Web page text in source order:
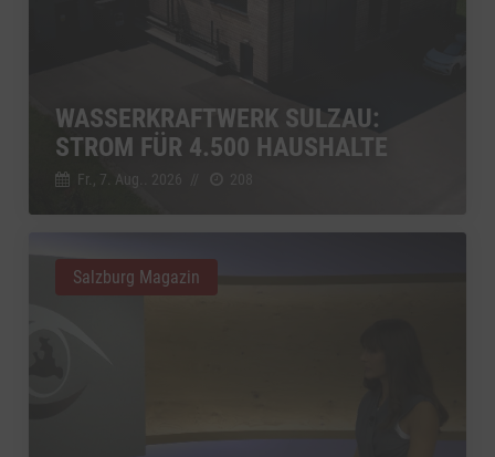
WASSERKRAFTWERK SULZAU:
STROM FÜR 4.500 HAUSHALTE
Fr., 7. Aug.. 2026
Salzburg Magazin